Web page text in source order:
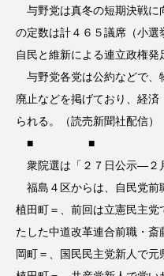
与野党は真冬の短期決戦に
の定数は計４６５議席（小選
自民と維新による連立政権発
与野党各党は公約などで、
廃止などを掲げており、経
られる。（読売新聞社配信）
■ ■
衆院選は「２７日公示―２
福島４区からは、自民党前
植田町＝、前回は立憲民主
たした中道改革連合前職・
岡町＝、国民民主党新人で元